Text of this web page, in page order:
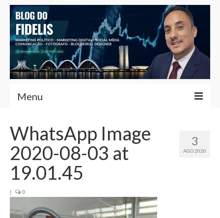
Menu
Fernando Fidelis
Café com Fidelis
3
AGO 2020
WhatsApp Image
2020-08-03 at
19.01.45
| 0